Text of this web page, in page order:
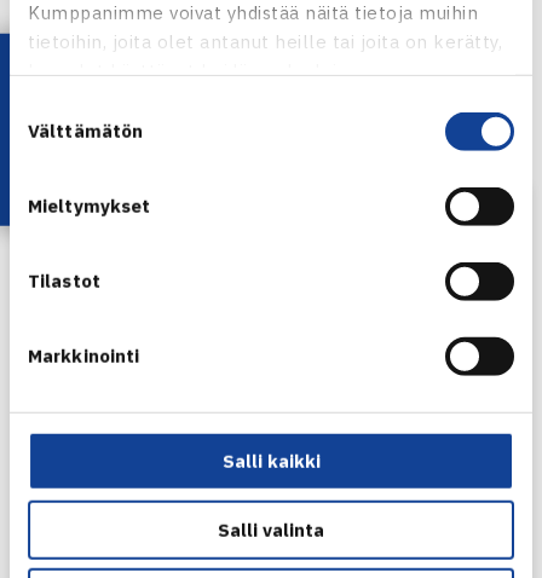
Kumppanimme voivat yhdistää näitä tietoja muihin
tietoihin, joita olet antanut heille tai joita on kerätty,
kun olet käyttänyt heidän palvelujaan.
valinta
Välttämätön
Mieltymykset
Tilastot
Markkinointi
Salli kaikki
Salli valinta
ORDER OF PLAY
OTTELUOHJELMA
HPP OPEN KOTISIVUT
Näytä tämä julkaisu Instagramissa
Lataa OmaTennis!